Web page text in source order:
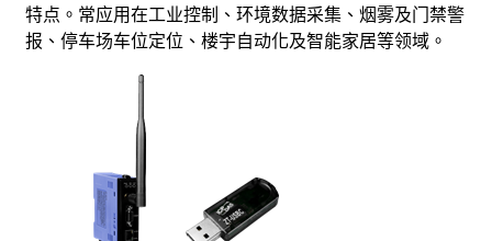
特点。常应用在工业控制、环境数据采集、烟雾及门禁警
报、停车场车位定位、楼宇自动化及智能家居等领域。